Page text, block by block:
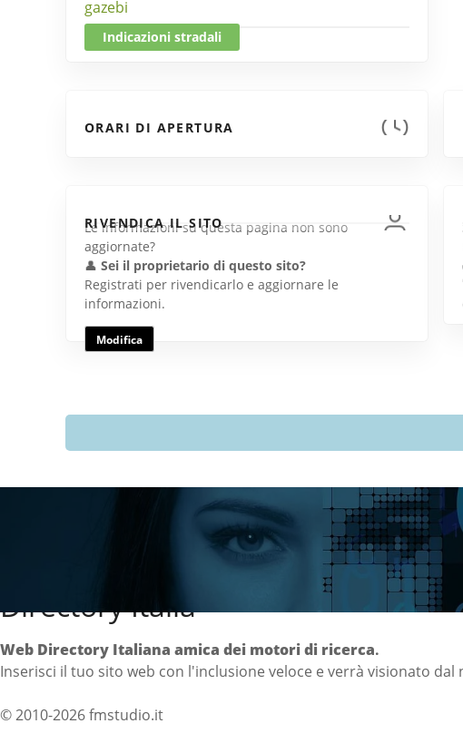
gazebi
Indicazioni stradali
ORARI DI APERTURA
RIVENDICA IL SITO
Le informazioni su questa pagina non sono
aggiornate?
👤 Sei il proprietario di questo sito?
Registrati per rivendicarlo e aggiornare le
informazioni.
Modifica
Directory Italia
Web Directory Italiana amica dei motori di ricerca.
Inserisci il tuo sito web con l'inclusione veloce e verrà visionato
© 2010-2026 fmstudio.it